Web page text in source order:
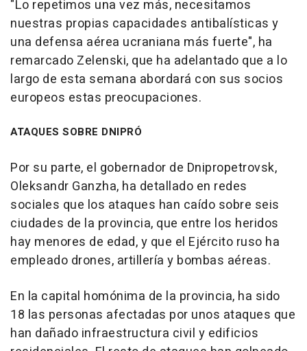
"Lo repetimos una vez más, necesitamos
nuestras propias capacidades antibalísticas y
una defensa aérea ucraniana más fuerte", ha
remarcado Zelenski, que ha adelantado que a lo
largo de esta semana abordará con sus socios
europeos estas preocupaciones.
ATAQUES SOBRE DNIPRÓ
Por su parte, el gobernador de Dnipropetrovsk,
Oleksandr Ganzha, ha detallado en redes
sociales que los ataques han caído sobre seis
ciudades de la provincia, que entre los heridos
hay menores de edad, y que el Ejército ruso ha
empleado drones, artillería y bombas aéreas.
En la capital homónima de la provincia, ha sido
18 las personas afectadas por unos ataques que
han dañado infraestructura civil y edificios